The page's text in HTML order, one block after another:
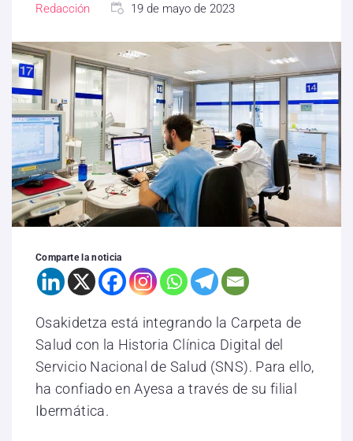
Redacción 19 de mayo de 2023
Comparte la noticia
Osakidetza está integrando la Carpeta de
Salud con la Historia Clínica Digital del
Servicio Nacional de Salud (SNS). Para ello,
ha confiado en Ayesa a través de su filial
Ibermática.